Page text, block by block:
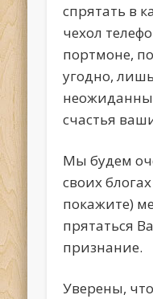
спрятать в
чехол
портмоне,
угодно,
счастья
Мы будем
своих
покажите)
прятаться
признание.
Уверены,